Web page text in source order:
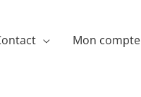
Mon compte